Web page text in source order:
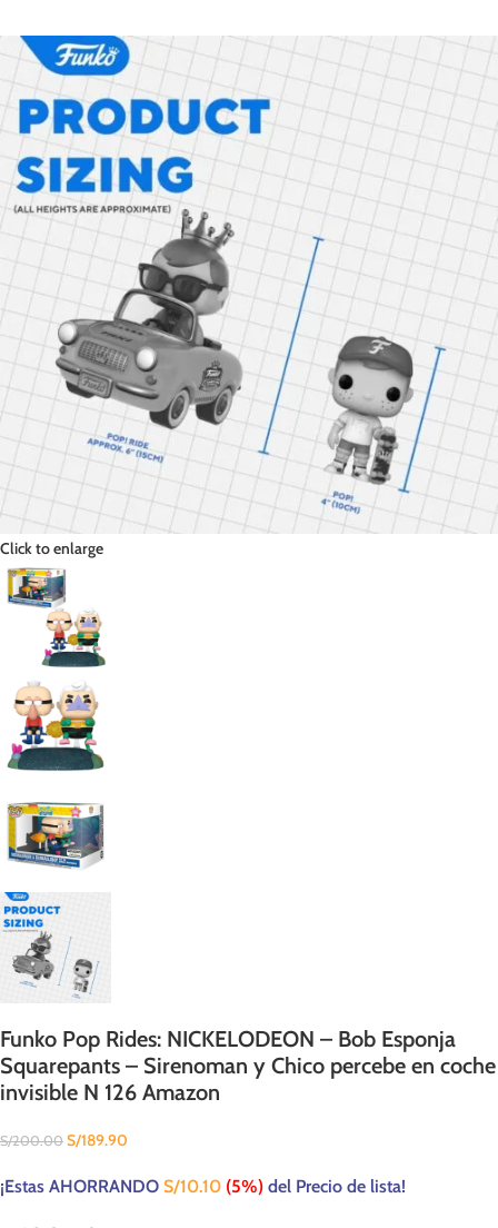
Click to enlarge
Funko Pop Rides: NICKELODEON – Bob Esponja
Squarepants – Sirenoman y Chico percebe en coche
invisible N 126 Amazon
S/200.00 S/189.90
¡Estas AHORRANDO S/10.10 (5%) del Precio de lista!